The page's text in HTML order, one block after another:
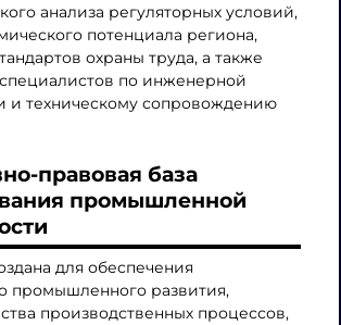
анализа регуляторных условий,
потенциала региона,
охраны труда, а также
по инженерной
и техническому сопровождению
правовая база
промышленной
для обеспечения
промышленного развития,
производственных процессов,